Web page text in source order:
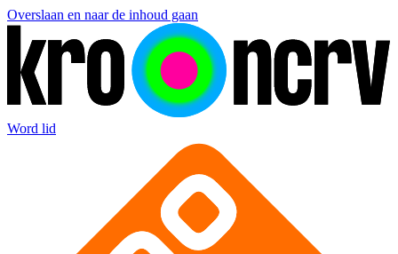
Overslaan en naar de inhoud gaan
Word lid